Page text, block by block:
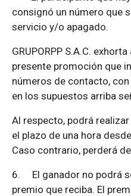
consignó un número que
servicio y/o apagado.
GRUPORPP S.A.C.
presente promoción que
números de contacto,
en los supuestos arriba
Al respecto, podrá
el plazo de una hora
Caso contrario, perderá
6. El ganador no podrá
premio que reciba. El